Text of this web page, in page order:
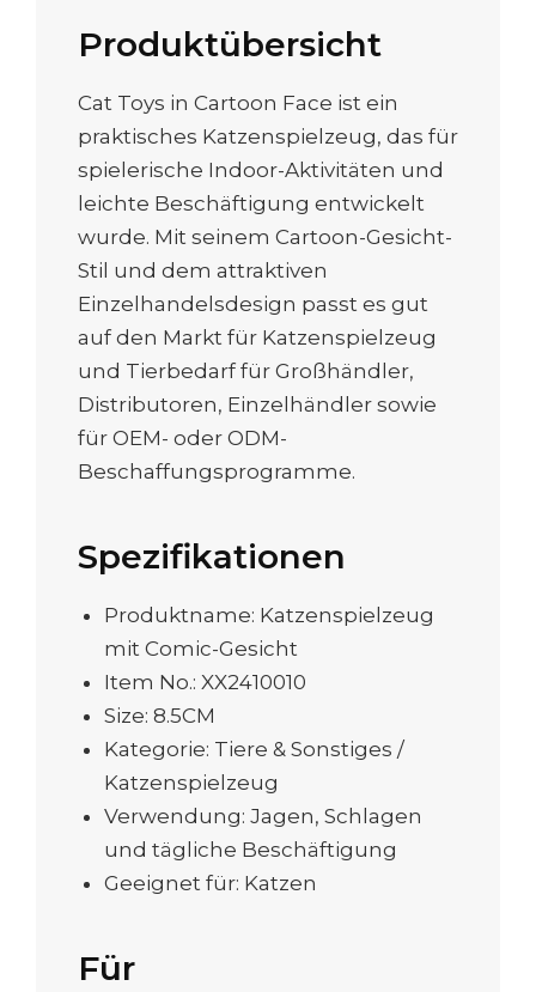
Produktübersicht
Cat Toys in Cartoon Face ist ein
praktisches Katzenspielzeug, das für
spielerische Indoor-Aktivitäten und
leichte Beschäftigung entwickelt
wurde. Mit seinem Cartoon-Gesicht-
Stil und dem attraktiven
Einzelhandelsdesign passt es gut
auf den Markt für Katzenspielzeug
und Tierbedarf für Großhändler,
Distributoren, Einzelhändler sowie
für OEM- oder ODM-
Beschaffungsprogramme.
Spezifikationen
Produktname: Katzenspielzeug
mit Comic-Gesicht
Item No.: XX2410010
Size: 8.5CM
Kategorie: Tiere & Sonstiges /
Katzenspielzeug
Verwendung: Jagen, Schlagen
und tägliche Beschäftigung
Geeignet für: Katzen
Für